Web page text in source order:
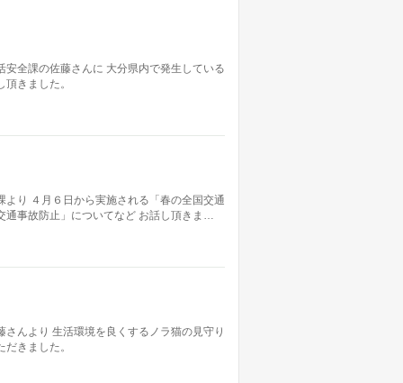
全課の佐藤さんに 大分県内で発生している
きました。
り ４月６日から実施される「春の全国交通
通事故防止」についてなど お話し頂きま…
んより 生活環境を良くするノラ猫の見守り
きました。